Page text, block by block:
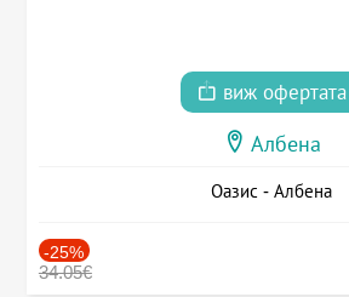
виж офертата
Албена
Оазис - Албена
-25%
34.05€